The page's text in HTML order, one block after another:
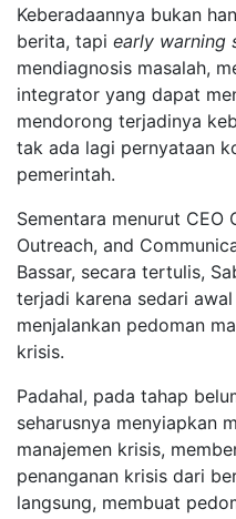
Keberadaannya bukan
berita, tapi early warning
mendiagnosis masalah,
integrator yang dapat
mendorong terjadinya
tak ada lagi pernyataan
pemerintah.
Sementara menurut CEO
Outreach, and
Bassar, secara tertulis,
terjadi karena sedari
menjalankan pedoman
krisis.
Padahal, pada tahap
seharusnya menyiapkan
manajemen krisis,
penanganan krisis dari
langsung, membuat